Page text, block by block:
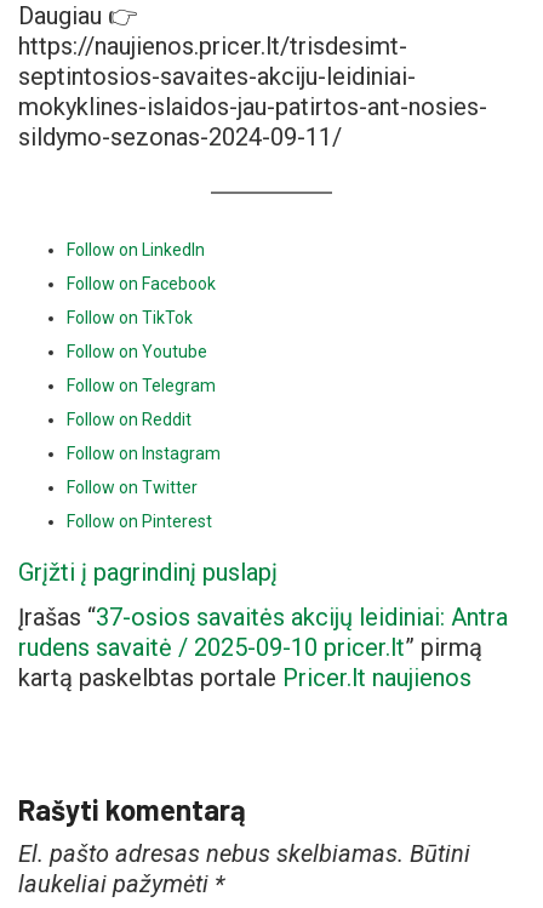
Daugiau 👉
https://naujienos.pricer.lt/trisdesimt-
septintosios-savaites-akciju-leidiniai-
mokyklines-islaidos-jau-patirtos-ant-nosies-
sildymo-sezonas-2024-09-11/
Follow on LinkedIn
Follow on Facebook
Follow on TikTok
Follow on Youtube
Follow on Telegram
Follow on Reddit
Follow on Instagram
Follow on Twitter
Follow on Pinterest
Grįžti į pagrindinį puslapį
Įrašas “37-osios savaitės akcijų leidiniai: Antra
rudens savaitė / 2025-09-10 pricer.lt” pirmą
kartą paskelbtas portale Pricer.lt naujienos
Rašyti komentarą
El. pašto adresas nebus skelbiamas. Būtini
laukeliai pažymėti *